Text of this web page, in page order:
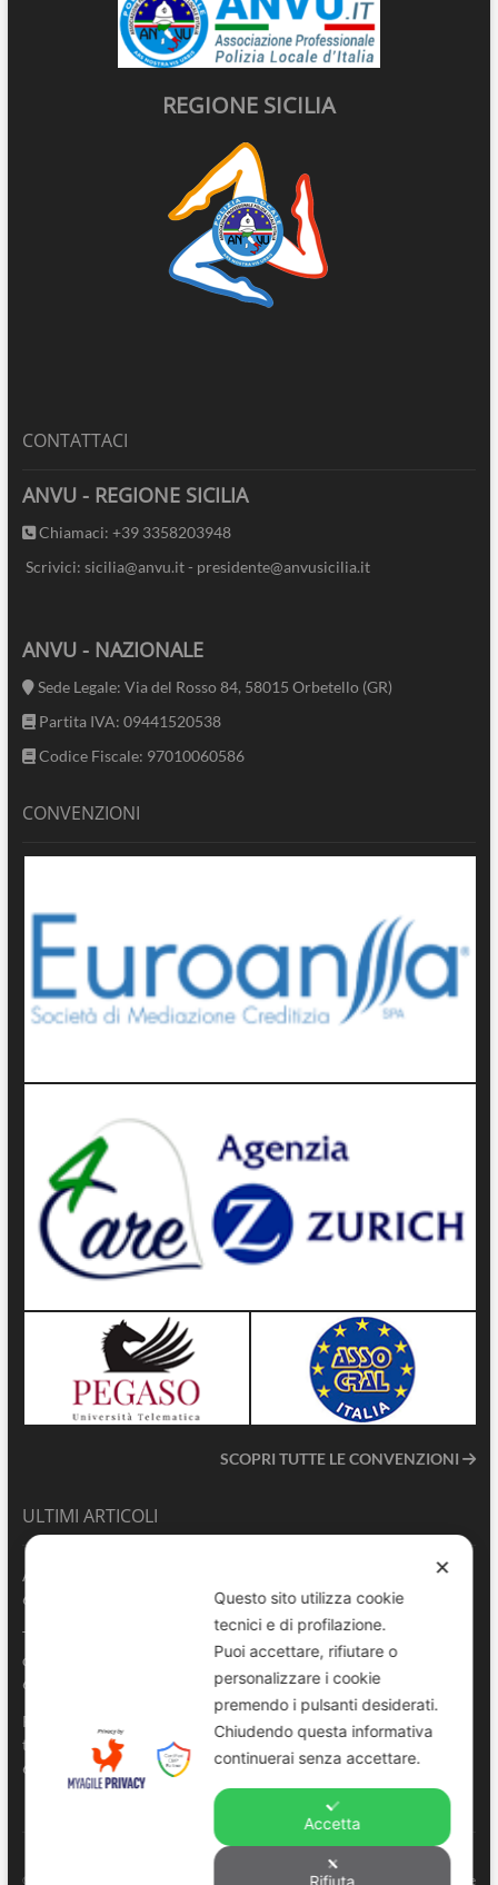
REGIONE SICILIA
CONTATTACI
ANVU - REGIONE SICILIA
Chiamaci: +39 3358203948
Scrivici: sicilia@anvu.it - presidente@anvusicilia.it
ANVU - NAZIONALE
Sede Legale: Via del Rosso 84, 58015 Orbetello (GR)
Partita IVA: 09441520538
Codice Fiscale: 97010060586
CONVENZIONI
SCOPRI TUTTE LE CONVENZIONI
ULTIMI ARTICOLI
ANVU TG | Edizione del 06.08.2026
6 Agosto 2026
Terrasini 2026: aperte le pre-iscrizioni al 6° Convegno Regionale
delle Polizie Locali Siciliane
6 Agosto 2026
Pescara, comandante della Polizia Locale di Spoltore salva un
turista colto da malore in mare
6 Agosto 2026
© Copyright 2022. All right reserved to ANVU – Regione Sicilia Privacy e
✕
Questo sito utilizza cookie
tecnici e di profilazione.
Puoi accettare, rifiutare o
personalizzare i cookie
premendo i pulsanti desiderati.
Chiudendo questa informativa
continuerai senza accettare.
Accetta
Rifiuta